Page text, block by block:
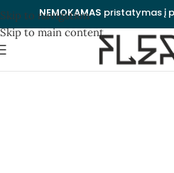
Skip to navigation
Skip to main content
NEMOKAMAS pristatymas į